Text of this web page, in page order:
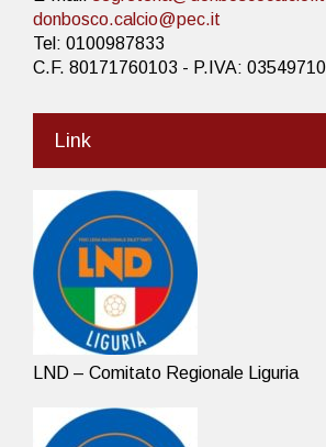
donbosco.calcio@pec.it
Tel: 0100987833
C.F. 80171760103 - P.IVA:
Link
LND – Comitato Regionale Liguria